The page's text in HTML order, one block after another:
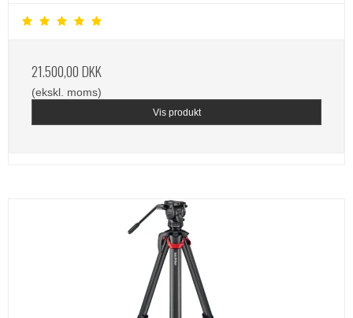
21.500,00 DKK
(ekskl. moms)
Vis produkt